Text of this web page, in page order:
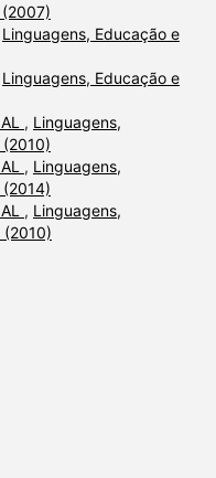
Linguagens, Educação e
Linguagens, Educação e
, Linguagens,
, Linguagens,
, Linguagens,
(2010)